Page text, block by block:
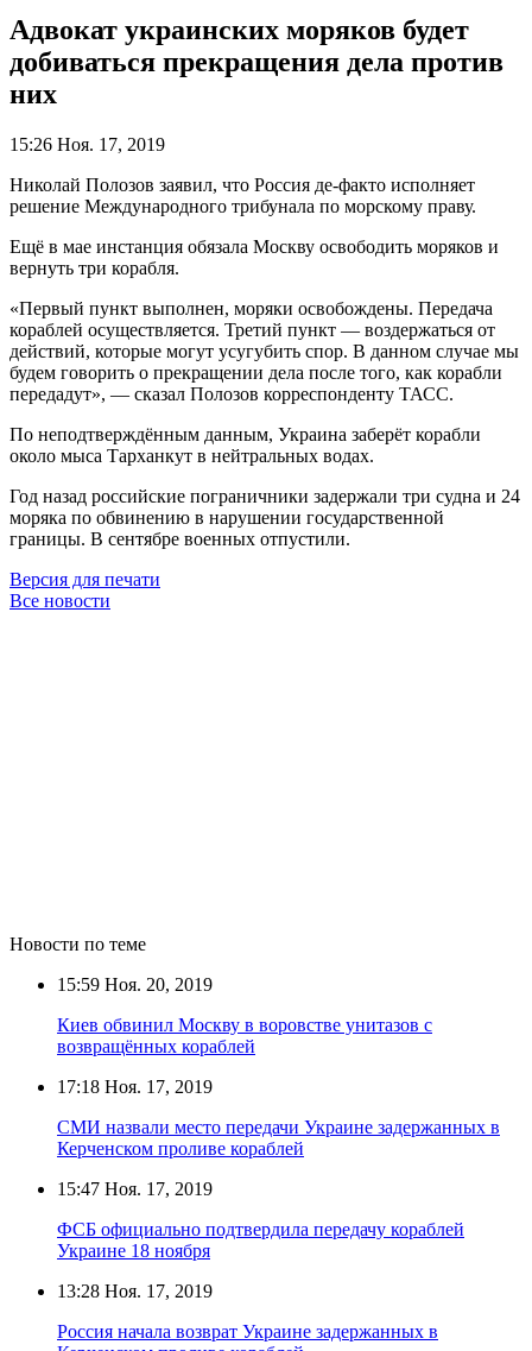
Адвокат украинских моряков будет
добиваться прекращения дела против
них
15:26 Ноя. 17, 2019
Николай Полозов заявил, что Россия де-факто исполняет
решение Международного трибунала по морскому праву.
Ещё в мае инстанция обязала Москву освободить моряков и
вернуть три корабля.
«Первый пункт выполнен, моряки освобождены. Передача
кораблей осуществляется. Третий пункт — воздержаться от
действий, которые могут усугубить спор. В данном случае мы
будем говорить о прекращении дела после того, как корабли
передадут», — сказал Полозов корреспонденту ТАСС.
По неподтверждённым данным, Украина заберёт корабли
около мыса Тарханкут в нейтральных водах.
Год назад российские пограничники задержали три судна и 24
моряка по обвинению в нарушении государственной
границы. В сентябре военных отпустили.
Версия для печати
Все новости
Новости по теме
15:59 Ноя. 20, 2019
Киев обвинил Москву в воровстве унитазов с
возвращённых кораблей
17:18 Ноя. 17, 2019
СМИ назвали место передачи Украине задержанных в
Керченском проливе кораблей
15:47 Ноя. 17, 2019
ФСБ официально подтвердила передачу кораблей
Украине 18 ноября
13:28 Ноя. 17, 2019
Россия начала возврат Украине задержанных в